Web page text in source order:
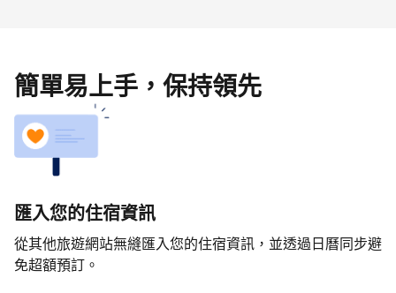
簡單易上手，保持領先
匯入您的住宿資訊
從其他旅遊網站無縫匯入您的住宿資訊，並透過日曆同步避
免超額預訂。